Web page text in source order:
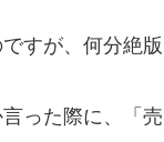
すが、何分絶
った際に、「売